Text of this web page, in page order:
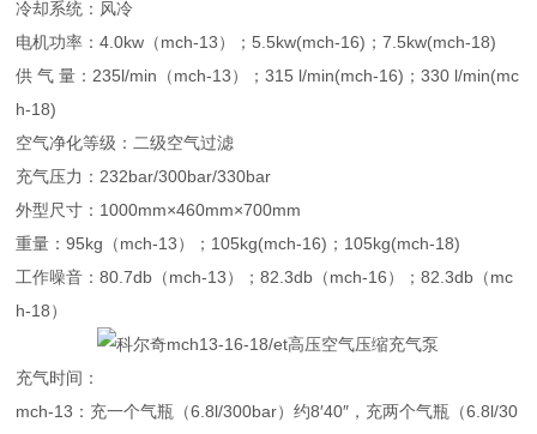
冷却系统：风冷
电机功率：4.0kw（mch-13）；5.5kw(mch-16)；7.5kw(mch-18)
供 气 量：235l/min（mch-13）；315 l/min(mch-16)；330 l/min(mc
h-18)
空气净化等级：二级空气过滤
充气压力：232bar/300bar/330bar
外型尺寸：1000mm×460mm×700mm
重量：95kg（mch-13）；105kg(mch-16)；105kg(mch-18)
工作噪音：80.7db（mch-13）；82.3db（mch-16）；82.3db（mc
h-18）
充气时间：
mch-13：充一个气瓶（6.8l/300bar）约8′40″，充两个气瓶（6.8l/30